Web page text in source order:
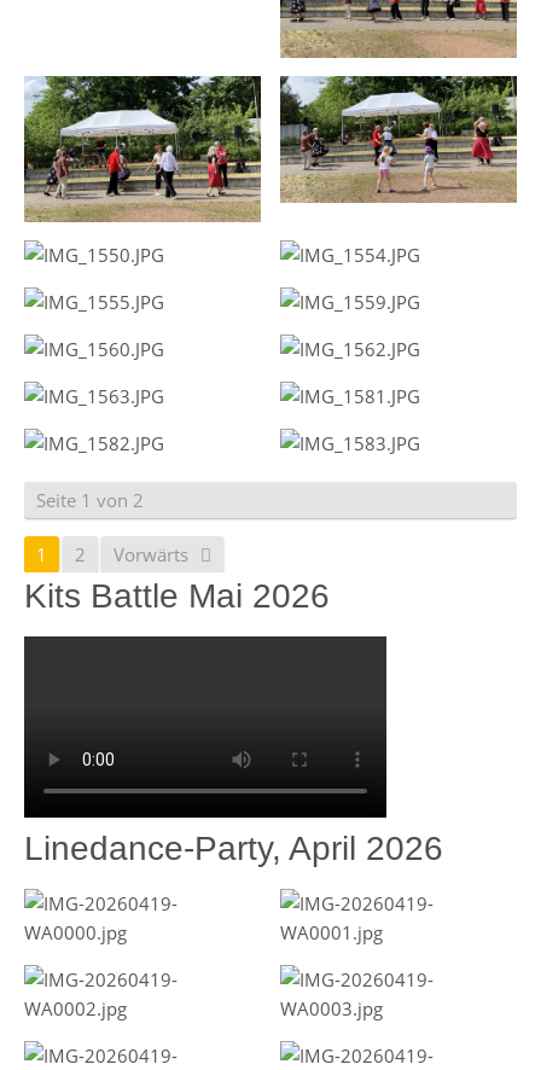
Seite 1 von 2
1 2 Vorwärts
Kits Battle Mai 2026
Linedance-Party, April 2026